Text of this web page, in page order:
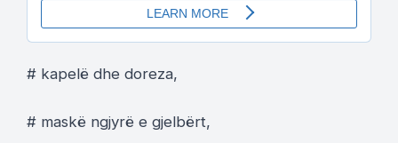
# kapelë dhe doreza,
# maskë ngjyrë e gjelbërt,